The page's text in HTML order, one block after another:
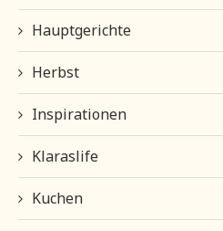
Hauptgerichte
Herbst
Inspirationen
Klaraslife
Kuchen